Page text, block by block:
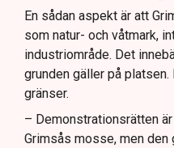
En sådan aspekt är att
som natur- och våtmark,
industriområde. Det
grunden gäller på
gränser.
– Demonstrationsrätten
Grimsås mosse, men